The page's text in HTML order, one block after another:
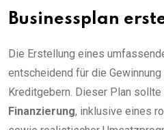
Businessplan
Die Erstellung eines
entscheidend für die
Kreditgebern. Dieser Plan
Finanzierung, inklusive eines